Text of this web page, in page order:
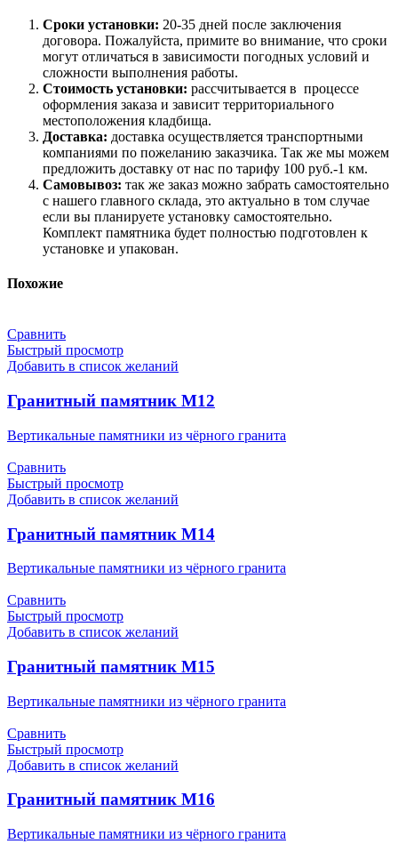
Сроки установки: 20-35 дней после заключения
договора. Пожалуйста, примите во внимание, что сроки
могут отличаться в зависимости погодных условий и
сложности выполнения работы.
Стоимость установки: рассчитывается в процессе
оформления заказа и зависит территориального
местоположения кладбища.
Доставка: доставка осуществляется транспортными
компаниями по пожеланию заказчика. Так же мы можем
предложить доставку от нас по тарифу 100 руб.-1 км.
Самовывоз: так же заказ можно забрать самостоятельно
с нашего главного склада, это актуально в том случае
если вы планируете установку самостоятельно.
Комплект памятника будет полностью подготовлен к
установке и упакован.
Похожие
Сравнить
Быстрый просмотр
Добавить в список желаний
Гранитный памятник М12
Вертикальные памятники из чёрного гранита
Сравнить
Быстрый просмотр
Добавить в список желаний
Гранитный памятник М14
Вертикальные памятники из чёрного гранита
Сравнить
Быстрый просмотр
Добавить в список желаний
Гранитный памятник М15
Вертикальные памятники из чёрного гранита
Сравнить
Быстрый просмотр
Добавить в список желаний
Гранитный памятник М16
Вертикальные памятники из чёрного гранита